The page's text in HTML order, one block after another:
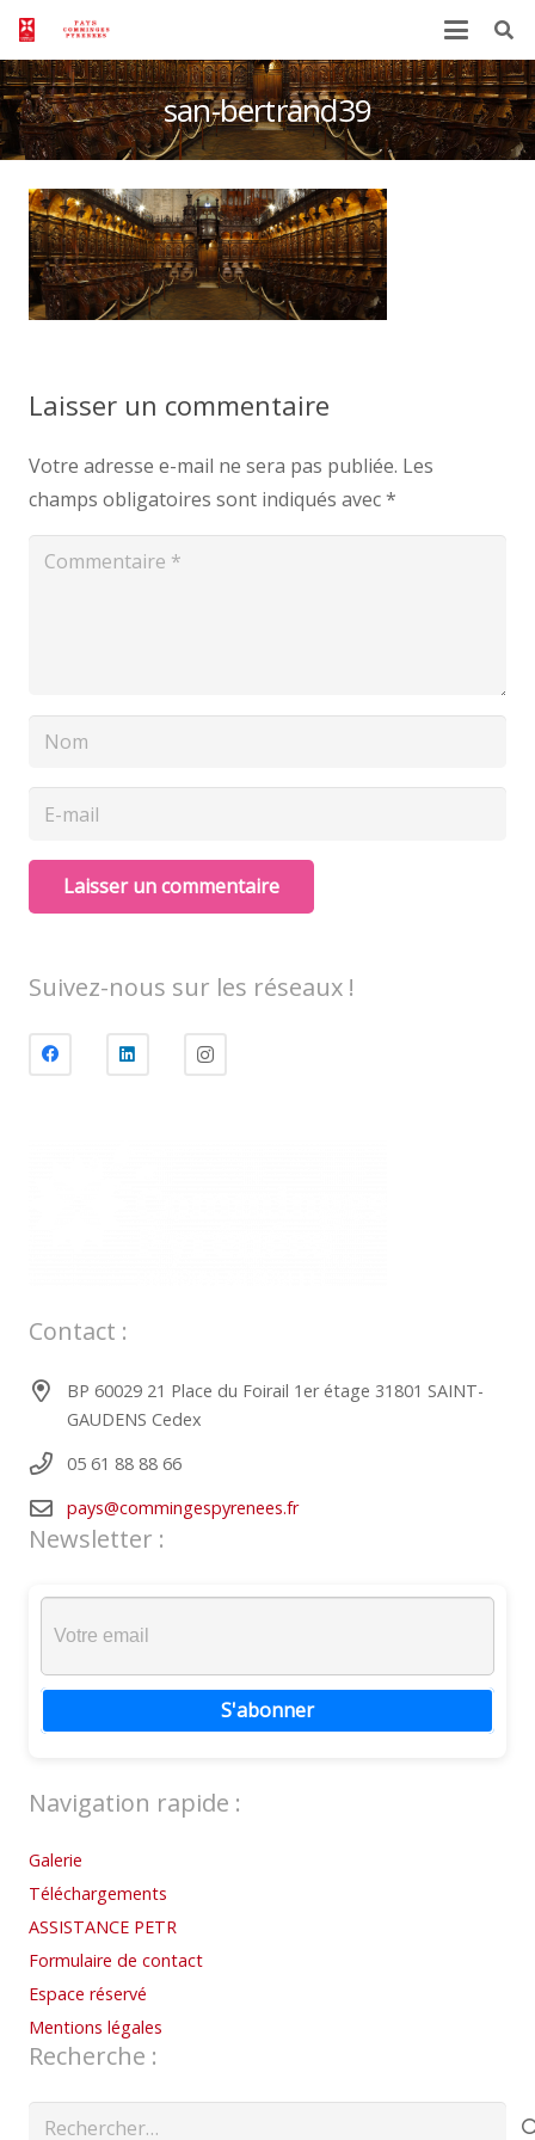
san-bertrand39
Laisser un commentaire
Votre adresse e-mail ne sera pas publiée. Les
champs obligatoires sont indiqués avec*
Laisser un commentaire
Suivez-nous sur les réseaux !
Contact :
BP 60029 21 Place du Foirail 1er étage 31801 SAINT-
GAUDENS Cedex
05 61 88 88 66
pays@commingespyrenees.fr
Newsletter :
S'abonner
Navigation rapide :
Galerie
Téléchargements
ASSISTANCE PETR
Formulaire de contact
Espace réservé
Mentions légales
Recherche :